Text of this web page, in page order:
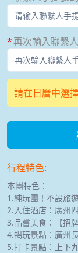
再次輸入聯繫
請在日曆中選
行程特色:
本團特色：
1.純玩團！不設旅
2.入住酒店：廣州
3.品嘗美食：【招
4.暢玩景點：廣州
5.打卡景點：上下